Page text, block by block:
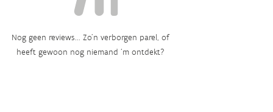
Nog geen reviews... Zo’n verborgen parel, of
heeft gewoon nog niemand ‘m ontdekt?